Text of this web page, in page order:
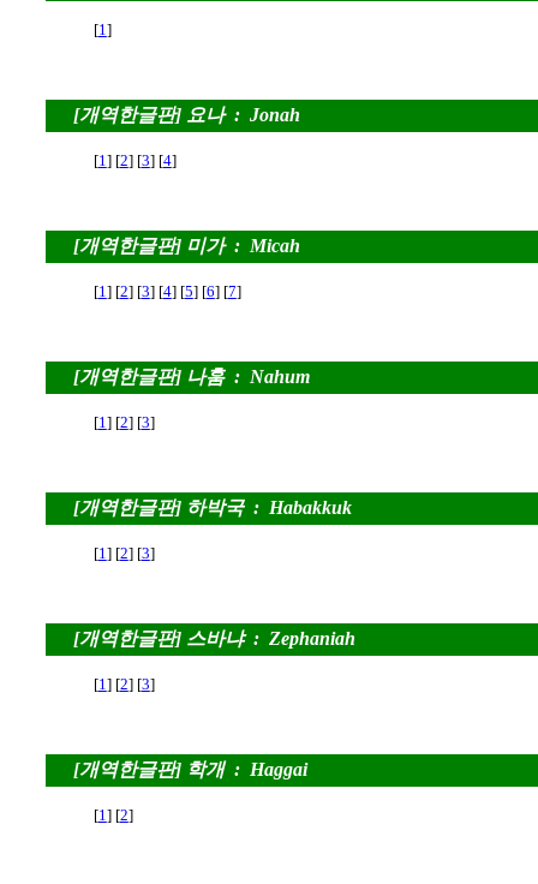
[1]
[개역한글판] 요나 : Jonah
[1] [2] [3] [4]
[개역한글판] 미가 : Micah
[1] [2] [3] [4] [5] [6] [7]
[개역한글판] 나훔 : Nahum
[1] [2] [3]
[개역한글판] 하박국 : Habakkuk
[1] [2] [3]
[개역한글판] 스바냐 : Zephaniah
[1] [2] [3]
[개역한글판] 학개 : Haggai
[1] [2]